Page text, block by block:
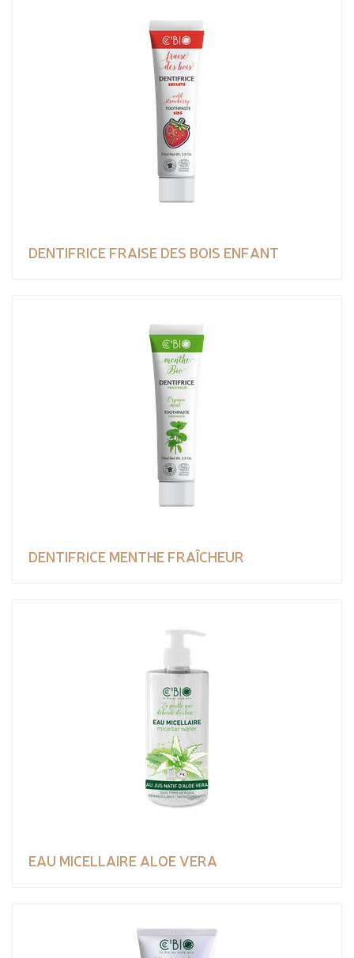
DENTIFRICE FRAISE DES BOIS ENFANT
DENTIFRICE MENTHE FRAÎCHEUR
EAU MICELLAIRE ALOE VERA